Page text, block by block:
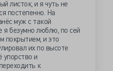
листок, и я чуть не
постепенно. На
муж с такой
я безумно люблю, по сей
покрытием, и это
их по высоте
упорство и
к